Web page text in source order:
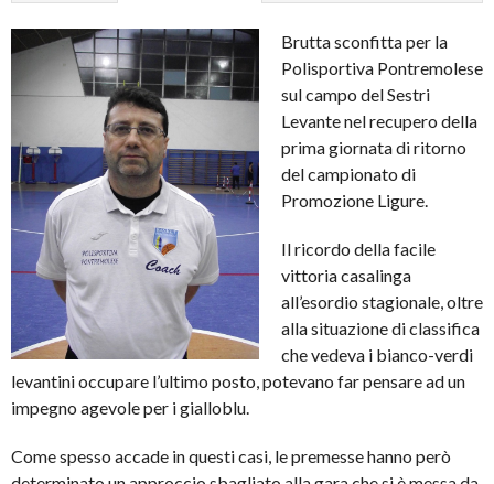
Brutta sconfitta per la
Polisportiva Pontremolese
sul campo del Sestri
Levante nel recupero della
prima giornata di ritorno
del campionato di
Promozione Ligure.
Il ricordo della facile
vittoria casalinga
all’esordio stagionale, oltre
alla situazione di classifica
che vedeva i bianco-verdi
levantini occupare l’ultimo posto, potevano far pensare ad un
impegno agevole per i gialloblu.
Come spesso accade in questi casi, le premesse hanno però